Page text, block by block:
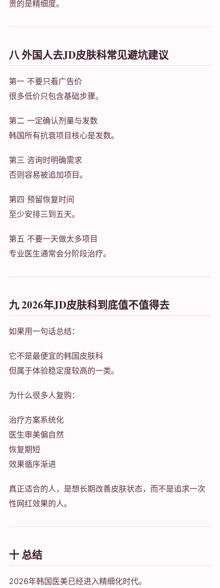
贵的是精细度。
八 外国人去JD皮肤科常见避坑建议
第一 不要只看广告价
很多低价只包含基础步骤。
第二 一定确认剂量与发数
韩国所有抗衰项目核心是发数。
第三 咨询时明确需求
否则容易被追加项目。
第四 预留恢复时间
至少安排三到五天。
第五 不要一天做太多项目
专业医生通常会分阶段治疗。
九 2026年JD皮肤科到底值不值得去
如果用一句话总结：
它不是最便宜的韩国皮肤科
但属于体验稳定度较高的一类。
为什么很多人复购：
治疗方案系统化
医生审美偏自然
恢复期短
效果循序渐进
真正适合的人，是想长期改善皮肤状态，而不是追求一次
性网红效果的人。
十 总结
2026年韩国医美已经进入精细化时代。